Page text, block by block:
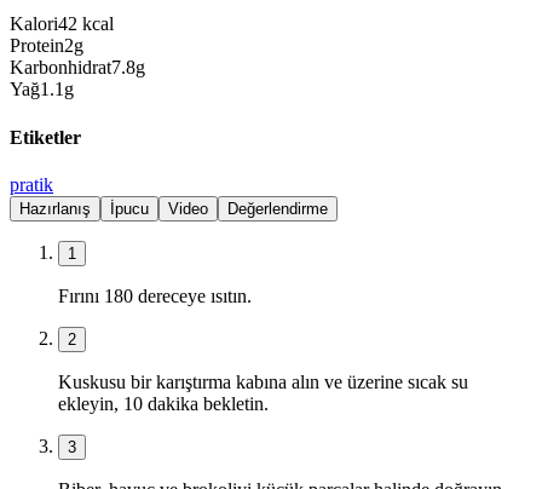
Kalori42 kcal
Protein2g
Karbonhidrat7.8g
Yağ1.1 g
Etiketler
pratik
Hazırlanış İpucu Video Değerlendirme
1
Fırını 180 dereceye ısıtın.
2
Kuskusu bir karıştırma kabına alın ve üzerine sıcak su
ekleyin, 10 dakika bekletin.
3